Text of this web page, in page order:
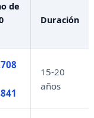
de
Duración
15-20
años